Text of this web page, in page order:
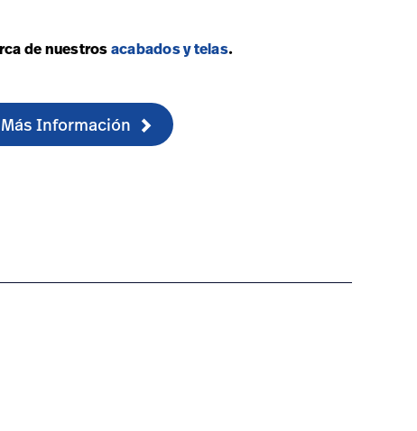
de nuestrosacabados y telas.
Información